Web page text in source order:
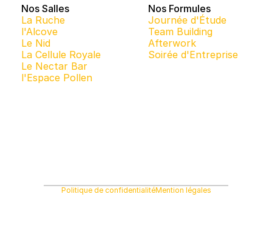
Nos Salles
La Ruche
l'Alcove
Le Nid
La Cellule Royale
Le Nectar Bar
l'Espace Pollen
Nos Formules
Journée d'Étude
Team Building
Afterwork
Soirée d'Entreprise
Politique de confidentialitéMention légales